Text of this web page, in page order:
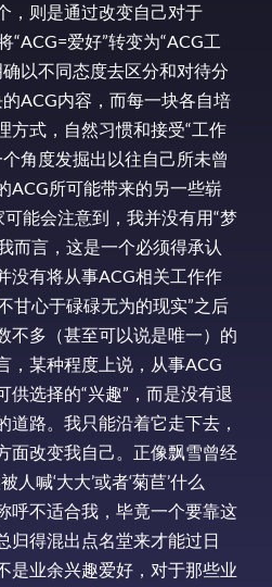
，则是通过改变自己对于
“ACG=爱好”转变为“ACG工
以不同态度去区分和对待分
的ACG内容，而每一块各自培
方式，自然习惯和接受“工作
角度发掘出以往自己所未曾
ACG所可能带来的另一些崭
能会注意到，我并没有用“梦
而言，这是一个必须得承认
没有将从事ACG相关工作作
甘心于碌碌无为的现实”之后
不多（甚至可以说是唯一）的
，某种程度上说，从事ACG
供选择的“兴趣”，而是没有退
道路。我只能沿着它走下去，
面改变我自己。正像飘雪曾经
人喊‘大大’或者‘菊苣’什么
呼不适合我，毕竟一个要靠这
归得混出点名堂来才能过日
是业余兴趣爱好，对于那些业